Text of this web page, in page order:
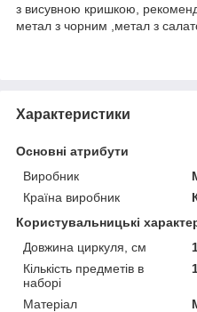
з висувною кришкою,
метал з чорним ,метал з
Характеристики
Основні атрибути
Виробник
Країна виробник
Користувальницькі
Довжина циркуля, см
Кількість предметів в
наборі
Матеріал